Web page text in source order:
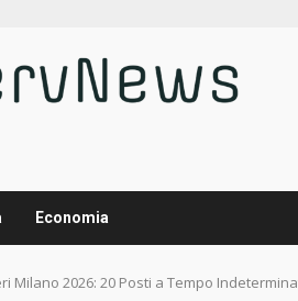
Economia
Milano 2026: 20 Posti a Tempo